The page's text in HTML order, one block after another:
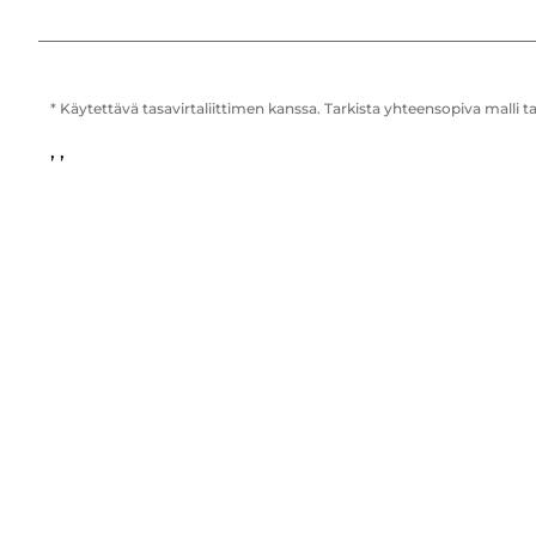
* Käytettävä tasavirtaliittimen kanssa. Tarkista yhteensopiva malli
, ,